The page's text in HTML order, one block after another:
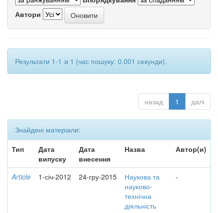
Автори
Результати 1-1 зі 1 (час пошуку: 0.001 секунди).
назад 1 далі
Знайдені матеріали:
Тип
Дата
випуску
Дата
внесення
Назва Автор(и)
Article 1-січ-2012 24-гру-2015
Наукова та
науково-
технічна
діяльність
-